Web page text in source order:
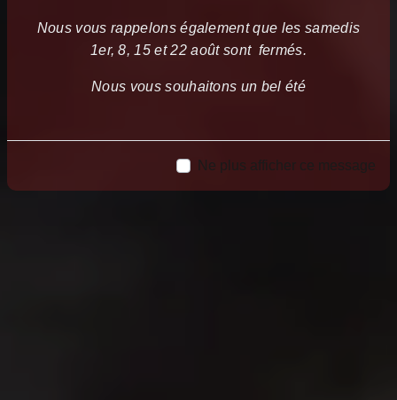
Nous vous rappelons également que les samedis
1er, 8, 15 et 22 août sont fermés.
Nous vous souhaitons un bel été
Ne plus afficher ce message